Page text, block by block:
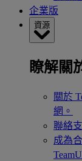
企業版
資源
瞭解關
關於
網。
聯絡
成為